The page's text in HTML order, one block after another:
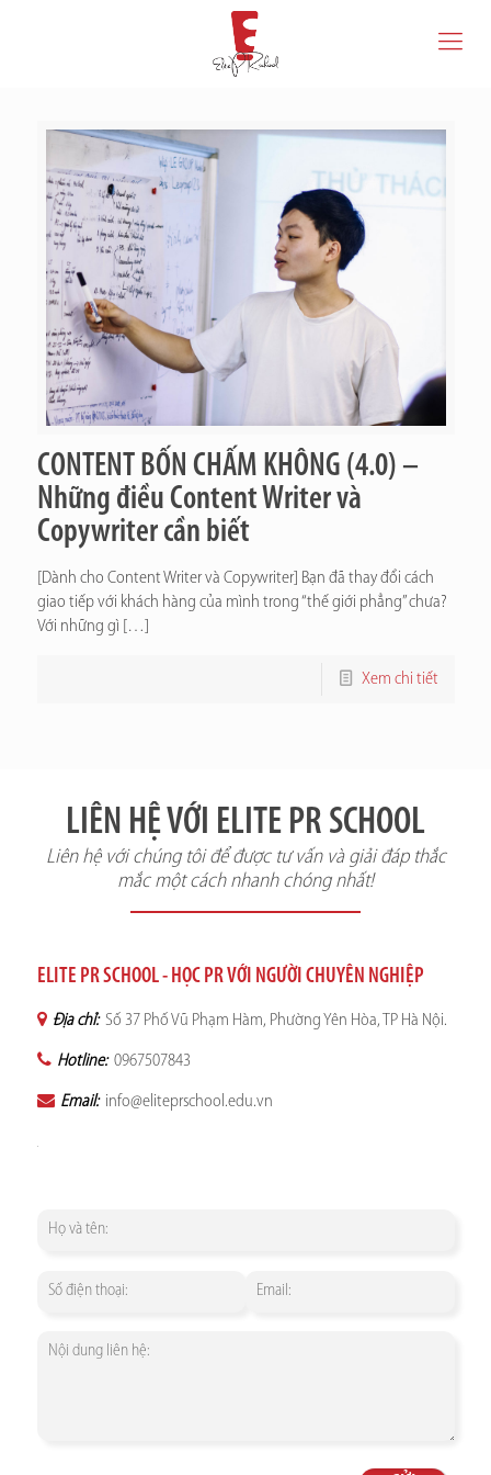
CONTENT BỐN CHẤM KHÔNG (4.0) –
Những điều Content Writer và
Copywriter cần biết
[Dành cho Content Writer và Copywriter] Bạn đã thay đổi cách
giao tiếp với khách hàng của mình trong “thế giới phẳng” chưa?
Với những gì […]
Xem chi tiết
LIÊN HỆ VỚI ELITE PR SCHOOL
Liên hệ với chúng tôi để được tư vấn và giải đáp thắc
mắc một cách nhanh chóng nhất!
ELITE PR SCHOOL - HỌC PR VỚI NGƯỜI CHUYÊN NGHIỆP
Địa chỉ: Số 37 Phố Vũ Phạm Hàm, Phường Yên Hòa, TP Hà Nội.
Hotline: 0967507843
Email: info@eliteprschool.edu.vn